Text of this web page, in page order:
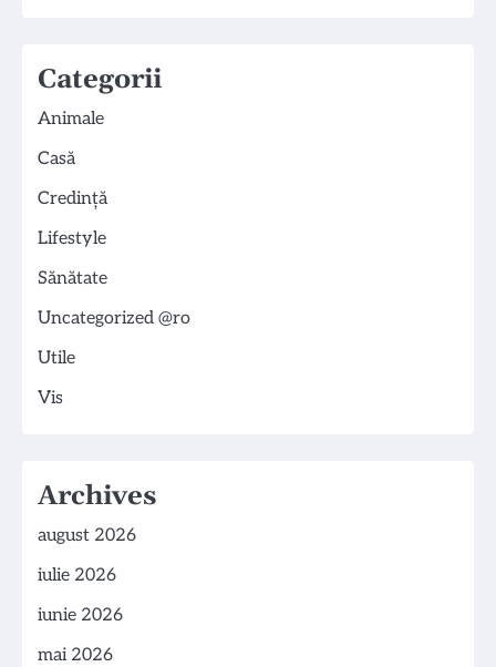
Categorii
Animale
Casă
Credință
Lifestyle
Sănătate
Uncategorized @ro
Utile
Vis
Archives
august 2026
iulie 2026
iunie 2026
mai 2026